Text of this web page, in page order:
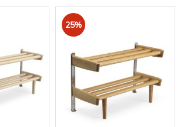
25%